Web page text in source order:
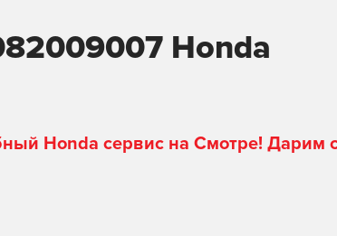
Honda
Honda сервис на Смотре! Дарим